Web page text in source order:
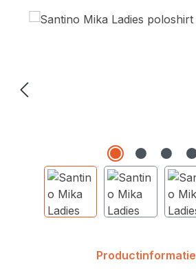
Afbeeldingengalerij overslaan
Productinformatie